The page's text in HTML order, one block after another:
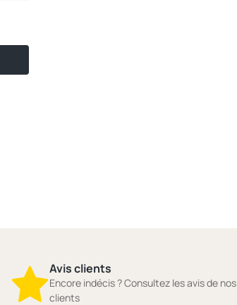
Avis clients
Encore indécis ? Consultez les avis de nos
clients